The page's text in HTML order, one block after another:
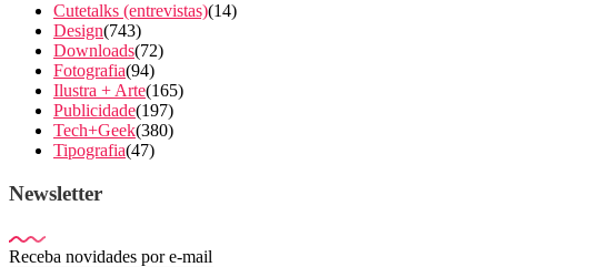
Cutetalks (entrevistas)(14)
Design(743)
Downloads(72)
Fotografia(94)
Ilustra + Arte(165)
Publicidade(197)
Tech+Geek(380)
Tipografia(47)
Newsletter
Receba novidades por e-mail